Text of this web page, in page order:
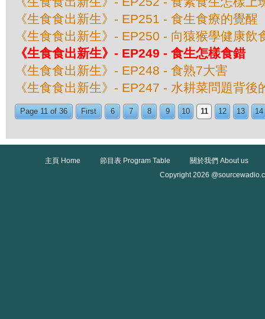
《生食食出新生》- EP251 - 食生食療的覺醒
《生食食出新生》- EP250 - 向猿猴學健康飲
《生食食出新生》- EP249 - 食生怎樣食錯
《生食食出新生》- EP248 - 食熟7大害
《生食食出新生》- EP247 - 水耕菜問題背後
Page 11 of 36 First 6 7 8 9 10 11 12 13 14
主頁 Home 節目表 Program Table
關於我們 About us
Copyright 2026